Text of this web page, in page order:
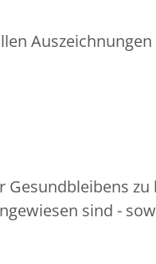
Gesundbleibens zu
sind -